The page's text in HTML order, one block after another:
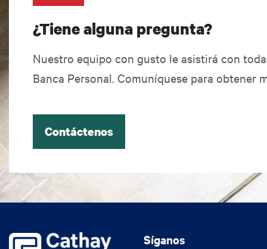
¿Tiene alguna pregunta?
Nuestro equipo con gusto le asistirá con
Banca Personal. Comuníquese para obtener
Contáctenos
Síganos